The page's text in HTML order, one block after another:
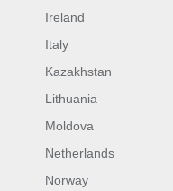
Ireland
Italy
Kazakhstan
Lithuania
Moldova
Netherlands
Norway